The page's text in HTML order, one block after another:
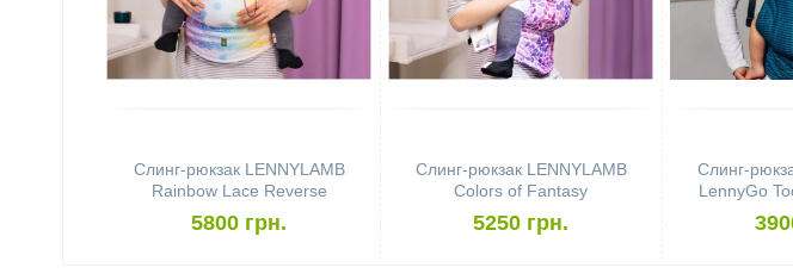
Слинг-рюкзак LENNYLAMB
Rainbow Lace Reverse
5800 грн.
Слинг-рюкзак LENNYLAMB
Colors of Fantasy
5250 грн.
Слинг-
LennyGo